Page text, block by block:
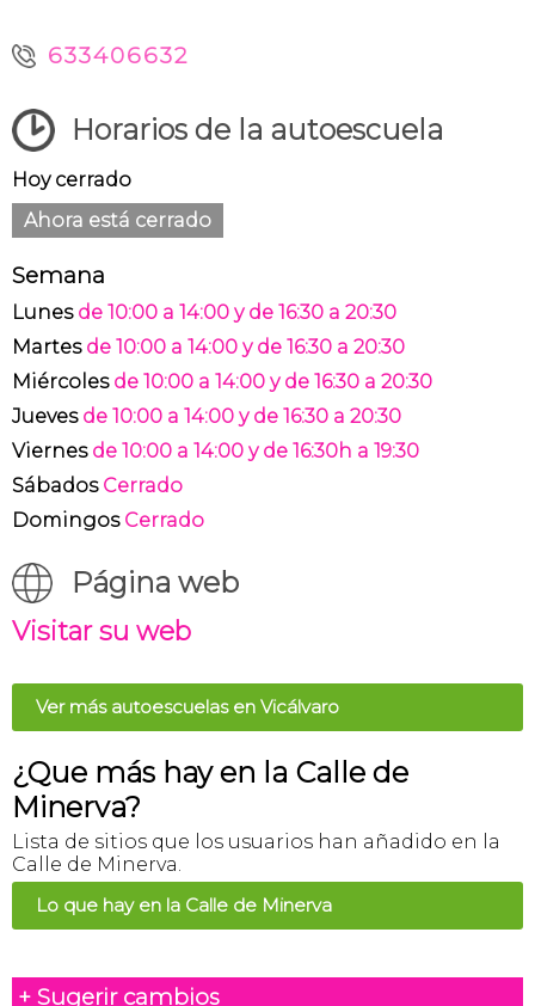
633406632
Horarios de la autoescuela
Hoy cerrado
Ahora está cerrado
Semana
Lunes de 10:00 a 14:00 y de 16:30 a 20:30
Martes de 10:00 a 14:00 y de 16:30 a 20:30
Miércoles de 10:00 a 14:00 y de 16:30 a 20:30
Jueves de 10:00 a 14:00 y de 16:30 a 20:30
Viernes de 10:00 a 14:00 y de 16:30h a 19:30
Sábados Cerrado
Domingos Cerrado
Página web
Visitar su web
Ver más autoescuelas en Vicálvaro
¿Que más hay en la Calle de
Minerva?
Lista de sitios que los usuarios han añadido en la
Calle de Minerva.
Lo que hay en la Calle de Minerva
+ Sugerir cambios